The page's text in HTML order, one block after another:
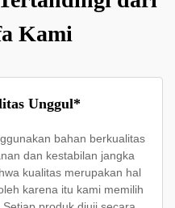
Kami
Unggul*
bahan berkualitas
dan kestabilan jangka
kualitas merupakan hal
karena itu kami memilih